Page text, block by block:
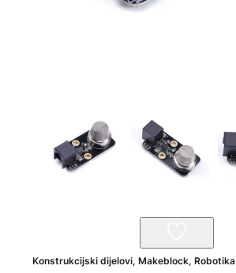
Konstrukcijski dijelovi,Makeblock,Robotika